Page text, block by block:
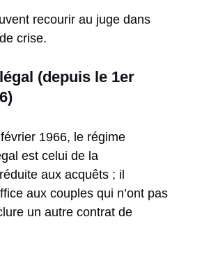
recourir au juge dans
crise.
(depuis le 1er
1966, le régime
est celui de la
aux acquêts ; il
aux couples qui n’ont pas
un autre contrat de